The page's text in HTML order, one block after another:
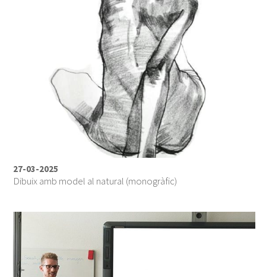
27-03-2025
Dibuix amb model al natural (monogràfic)